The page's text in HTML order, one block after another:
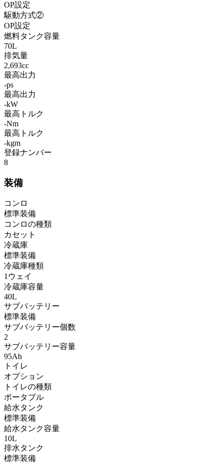
OP設定
駆動方式②
OP設定
燃料タンク容量
70L
排気量
2,693cc
最高出力
-ps
最高出力
-kW
最高トルク
-Nm
最高トルク
-kgm
登録ナンバー
8
装備
コンロ
標準装備
コンロの種類
カセット
冷蔵庫
標準装備
冷蔵庫種類
1ウェイ
冷蔵庫容量
40L
サブバッテリー
標準装備
サブバッテリー個数
2
サブバッテリー容量
95Ah
トイレ
オプション
トイレの種類
ポータブル
給水タンク
標準装備
給水タンク容量
10L
排水タンク
標準装備